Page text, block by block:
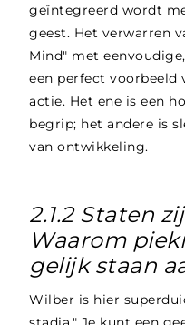
geïntegreerd wordt
geest. Het verwarren
Mind" met
een perfect voorbeeld
actie. Het ene is een
begrip; het andere is
van ontwikkeling.
2.1.2 Staten
Waarom
gelijk staan
Wilber is hier